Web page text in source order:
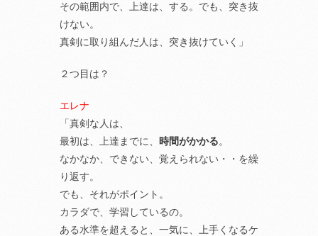
その範囲内で、上達は、する。でも、突き抜
けない。
真剣に取り組んだ人は、突き抜けていく」
２つ目は？
エレナ
「真剣な人は、
最初は、上達までに、 時間がかかる。
なかなか、できない、覚えられない・・を繰
り返す。
でも、それがポイント。
カラダで、学習しているの。
ある水準を超えると、一気に、上手くなるケ